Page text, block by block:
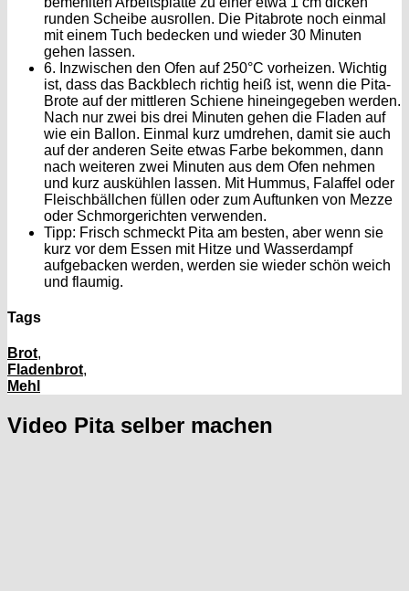
runden Scheibe ausrollen. Die Pitabrote noch einmal
mit einem Tuch bedecken und wieder 30 Minuten
gehen lassen.
6. Inzwischen den Ofen auf 250°C vorheizen. Wichtig
ist, dass das Backblech richtig heiß ist, wenn die Pita-
Brote auf der mittleren Schiene hineingegeben werden.
Nach nur zwei bis drei Minuten gehen die Fladen auf
wie ein Ballon. Einmal kurz umdrehen, damit sie auch
auf der anderen Seite etwas Farbe bekommen, dann
nach weiteren zwei Minuten aus dem Ofen nehmen
und kurz auskühlen lassen. Mit Hummus, Falaffel oder
Fleischbällchen füllen oder zum Auftunken von Mezze
oder Schmorgerichten verwenden.
Tipp: Frisch schmeckt Pita am besten, aber wenn sie
kurz vor dem Essen mit Hitze und Wasserdampf
aufgebacken werden, werden sie wieder schön weich
und flaumig.
Tags
Brot,
Fladenbrot,
Mehl
Video Pita selber machen